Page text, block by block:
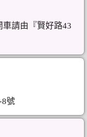
請由『賢好路43
8號